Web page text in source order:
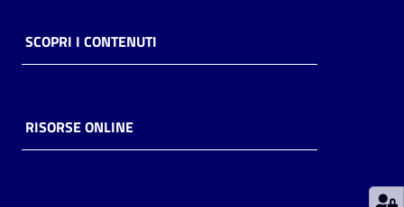
Casa
Piani
storico
SCOPRI I CONTENUTI
RISORSE ONLINE